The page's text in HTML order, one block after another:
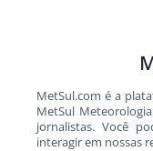
MetSul.com é a
MetSul
jornalistas. Você
interagir em nossas